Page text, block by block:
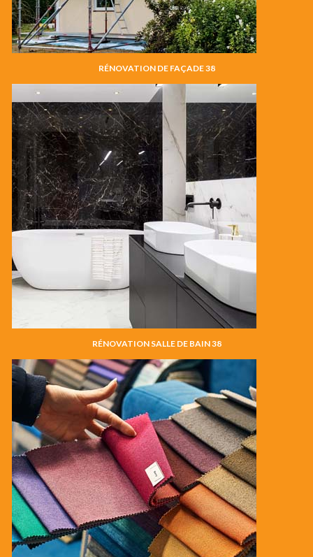
RÉNOVATION DE FAÇADE 38
RÉNOVATION SALLE DE BAIN 38